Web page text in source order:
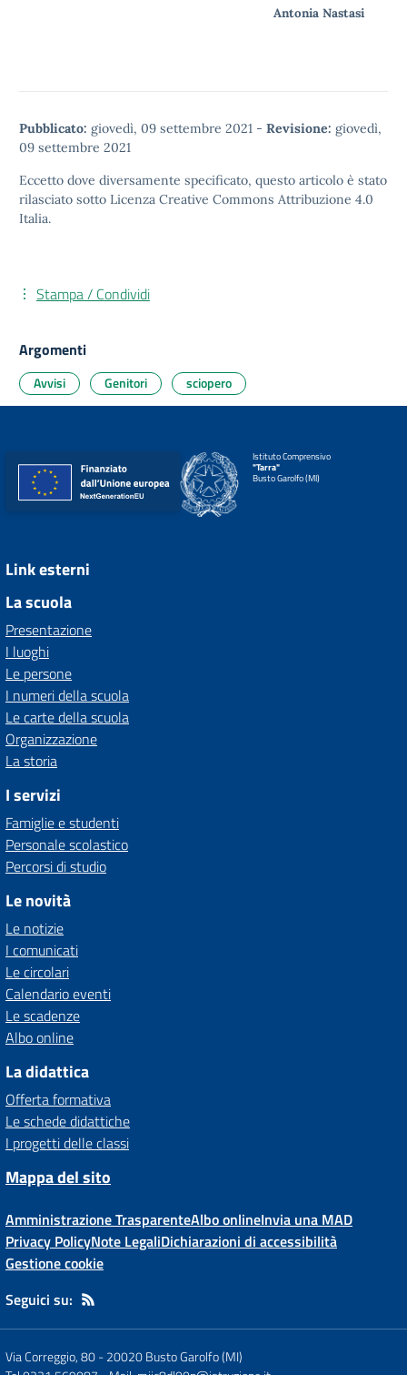
Antonia Nastasi
Pubblicato: giovedì, 09 settembre 2021 - Revisione: giovedì,
09 settembre 2021
Eccetto dove diversamente specificato, questo articolo è stato
rilasciato sotto Licenza Creative Commons Attribuzione 4.0
Italia.
Stampa / Condividi
Argomenti
Avvisi Genitori sciopero
Istituto Comprensivo
"Tarra"
Busto Garolfo (MI)
Link esterni
La scuola
Presentazione
I luoghi
Le persone
I numeri della scuola
Le carte della scuola
Organizzazione
La storia
I servizi
Famiglie e studenti
Personale scolastico
Percorsi di studio
Le novità
Le notizie
I comunicati
Le circolari
Calendario eventi
Le scadenze
Albo online
La didattica
Offerta formativa
Le schede didattiche
I progetti delle classi
Mappa del sito
Amministrazione TrasparenteAlbo onlineInvia una MAD
Privacy PolicyNote LegaliDichiarazioni di accessibilità
Gestione cookie
Seguici su:
Via Correggio, 80-20020 Busto Garolfo (MI)